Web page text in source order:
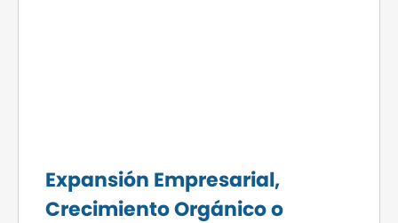
Expansión Empresarial,
Crecimiento Orgánico o